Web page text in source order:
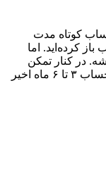
مدت
اما
تمکن
مالی باید با توجه به مقصد مورد نظر گردش حساب ۳ تا ۶ ماه اخیر